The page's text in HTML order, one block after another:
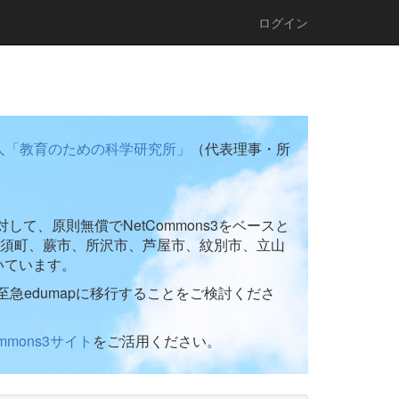
ログイン
教育のための科学研究所」
（代表理事・所
て、原則無償でNetCommons3をベースと
町、蕨市、所沢市、芦屋市、紋別市、立山
います。
edumapに移行することをご検討くださ
サイト をご活用ください。